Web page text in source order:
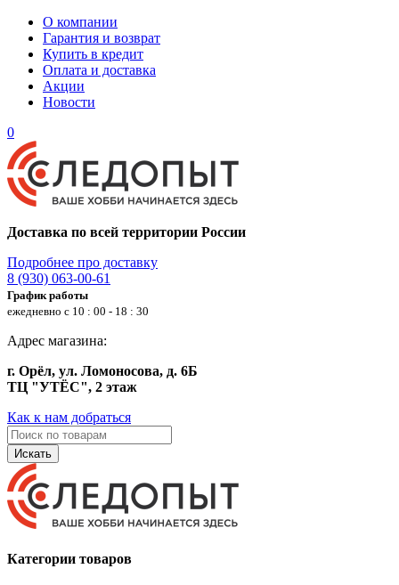
О компании
Гарантия и возврат
Купить в кредит
Оплата и доставка
Акции
Новости
0
Доставка по всей территории России
Подробнее про доставку
8 (930) 063-00-61
График работы
ежедневно с 10 : 00 - 18 : 30
Адрес магазина:
г. Орёл, ул. Ломоносова, д. 6Б
ТЦ "УТЁС", 2 этаж
Как к нам добраться
Искать
Категории товаров